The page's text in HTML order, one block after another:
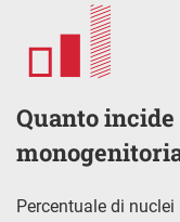
Quanto
Percentuale di